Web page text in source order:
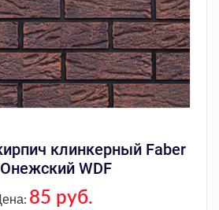
клинкерный Faber
WDF
85 руб.